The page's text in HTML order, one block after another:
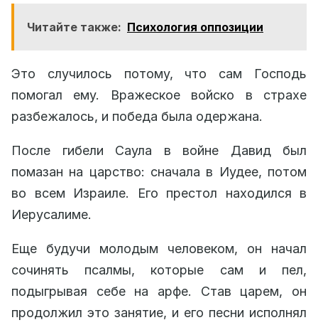
Читайте также: Психология оппозиции
Это случилось потому, что сам Господь
помогал ему. Вражеское войско в страхе
разбежалось, и победа была одержана.
После гибели Саула в войне Давид был
помазан на царство: сначала в Иудее, потом
во всем Израиле. Его престол находился в
Иерусалиме.
Еще будучи молодым человеком, он начал
сочинять псалмы, которые сам и пел,
подыгрывая себе на арфе. Став царем, он
продолжил это занятие, и его песни исполнял